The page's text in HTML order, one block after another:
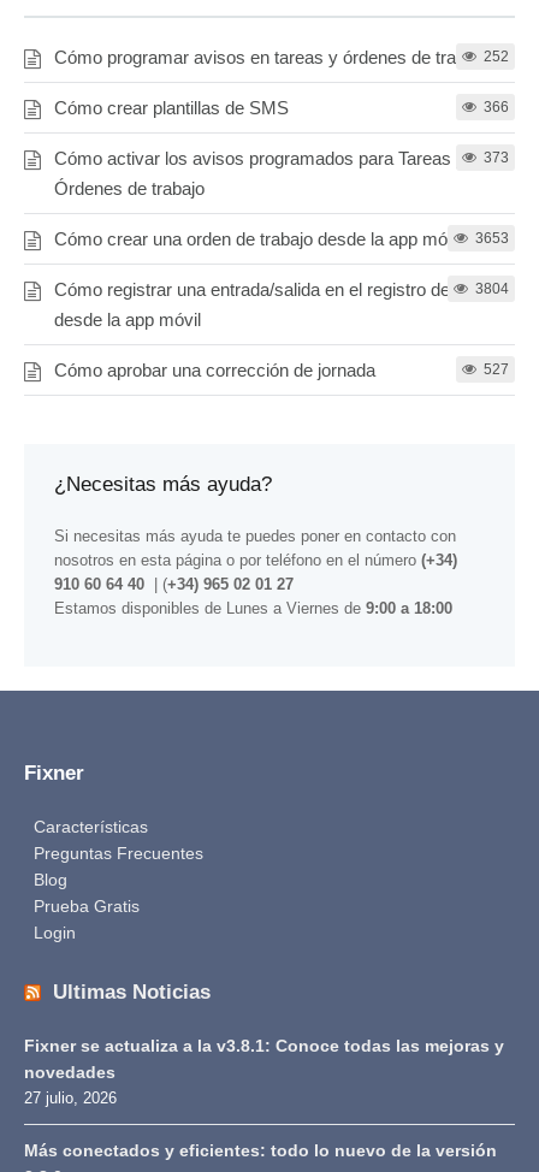
Cómo programar avisos en tareas y órdenes de trabajo252
Cómo crear plantillas de SMS 366
Cómo activar los avisos programados para Tareas y
Órdenes de trabajo
373
Cómo crear una orden de trabajo desde la app móvil 3653
Cómo registrar una entrada/salida en el registro de jornada
desde la app móvil
3804
Cómo aprobar una corrección de jornada 527
¿Necesitas más ayuda?
Si necesitas más ayuda te puedes poner en contacto con
nosotros en esta página o por teléfono en el número (+34)
910 60 64 40 | (+34) 965 02 01 27
Estamos disponibles de Lunes a Viernes de 9:00 a 18:00
Fixner
Características
Preguntas Frecuentes
Blog
Prueba Gratis
Login
Ultimas Noticias
Fixner se actualiza a la v3.8.1: Conoce todas las mejoras y
novedades
27 julio, 2026
Más conectados y eficientes: todo lo nuevo de la versión